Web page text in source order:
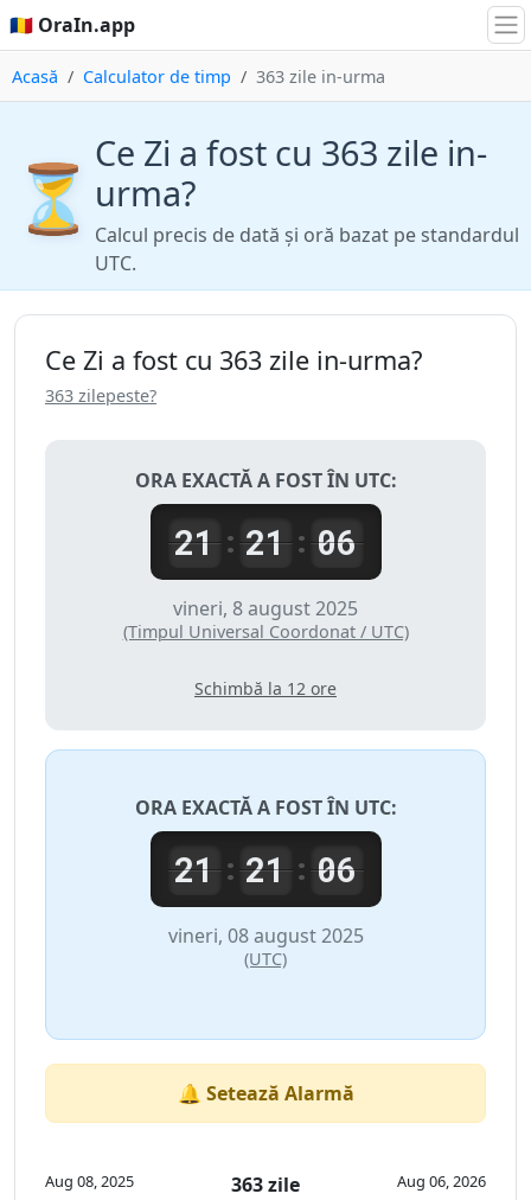
🇷🇴 OraIn.app
Acasă Calculator de timp 363 zile in-urma
⏳ Ce Zi a fost cu 363 zile in-
urma?
Calcul precis de dată și oră bazat pe standardul
UTC.
Ce Zi a fost cu 363 zile in-urma?
363 zilepeste?
ORA EXACTĂ A FOST ÎN UTC:
21: 21: 06
vineri, 8 august 2025
(Timpul Universal Coordonat / UTC)
Schimbă la 12 ore
ORA EXACTĂ A FOST ÎN UTC:
21: 21: 06
vineri, 08 august 2025
(UTC)
🔔 Setează Alarmă
Aug 08, 2025 363 zile Aug 06, 2026